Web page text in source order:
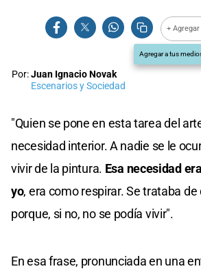
+
Agregar a tus
Por:Juan Ignacio Novak
Escenarios y Sociedad
"Quien se pone en esta tarea del
necesidad interior. A nadie se le
vivir de la pintura. Esa necesidad
yo, era como respirar. Se trataba
porque, si no, no se podía vivir".
En esa frase, pronunciada en una